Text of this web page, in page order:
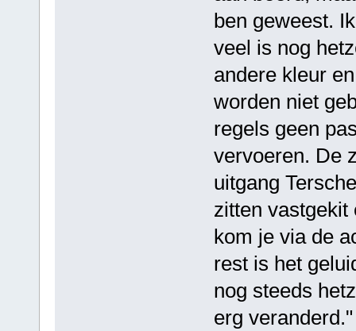
ben geweest.
veel is nog
andere kleur
worden niet
regels geen
vervoeren. De
uitgang
zitten vastgekit
kom je via de
rest is het
nog steeds
erg